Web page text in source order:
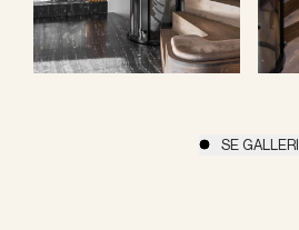
SE GALLERI